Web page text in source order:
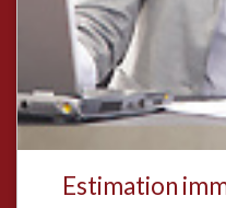
Estimation